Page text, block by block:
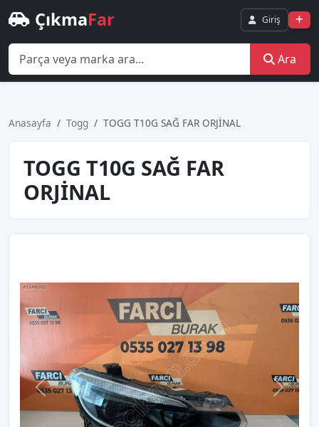
ÇıkmaFar Giriş
Ara
Anasayfa Togg TOGG T10G SAĞ FAR ORJİNAL
TOGG T10G SAĞ FAR
ORJİNAL